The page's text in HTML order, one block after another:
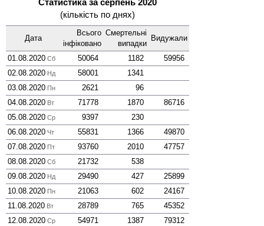
Статистика за серпень 2020
(кількість по днях)
Дата
Всього
інфі­ковано
Смер­тельні
випадки
Виду­жали
01.08.2020 Сб 50064 1182
59956
02.08.2020 Нд 58001
1341
03.08.2020 Пн 2621
96
04.08.2020 Вт 71778 1870
86716
05.08.2020 Ср 9397
230
06.08.2020 Чт 55831 1366
49870
07.08.2020 Пт 93760 2010
47757
08.08.2020 Сб 21732
538
09.08.2020 Нд 29490 427
25899
10.08.2020 Пн 21063 602
24167
11.08.2020 Вт 28789 765
45352
12.08.2020 Ср 54971 1387
79312